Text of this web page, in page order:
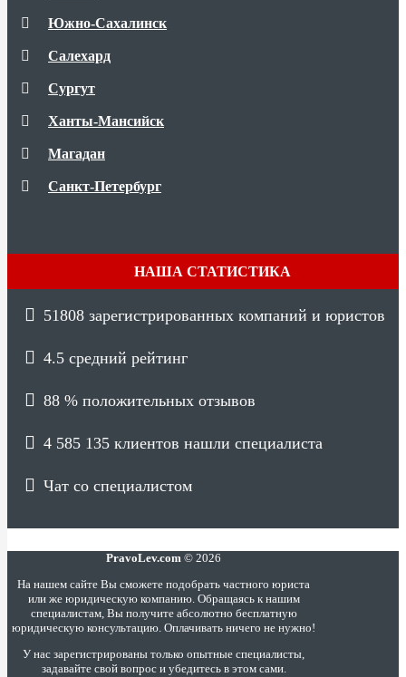
Южно-Сахалинск
Салехард
Сургут
Ханты-Мансийск
Магадан
Санкт-Петербург
НАША СТАТИСТИКА
51808 зарегистрированных компаний и юристов
4.5 средний рейтинг
88 % положительных отзывов
4 585 135 клиентов нашли специалиста
Чат со специалистом
PravoLev.com © 2026
На нашем сайте Вы сможете подобрать частного юриста
или же юридическую компанию. Обращаясь к нашим
специалистам, Вы получите абсолютно бесплатную
юридическую консультацию. Оплачивать ничего не нужно!
У нас зарегистрированы только опытные специалисты,
задавайте свой вопрос и убедитесь в этом сами.